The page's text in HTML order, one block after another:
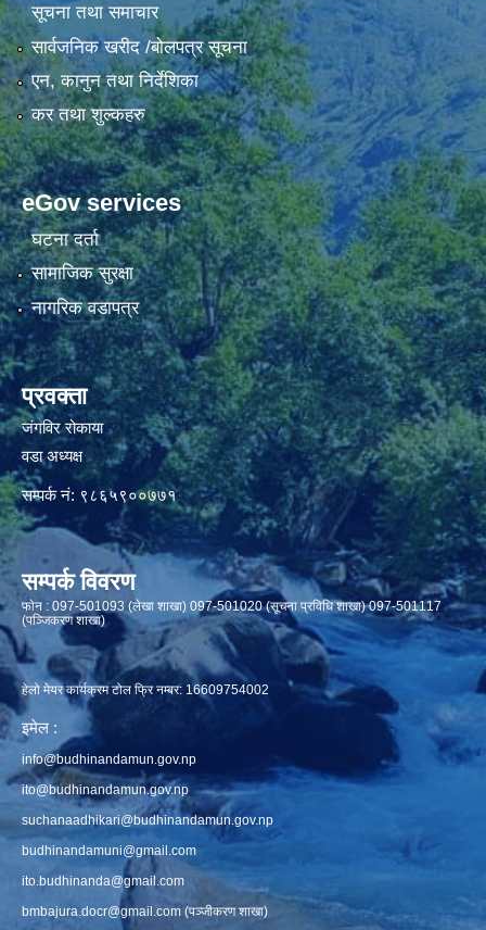
सूचना तथा समाचार
सार्वजनिक खरीद /बोलपत्र सूचना
एन, कानुन तथा निर्देशिका
कर तथा शुल्कहरु
eGov services
घटना दर्ता
सामाजिक सुरक्षा
नागरिक वडापत्र
प्रवक्ता
जंगविर रोकाया
वडा अध्यक्ष
सम्पर्क नं: ९८६५९००७७१
सम्पर्क विवरण
फाेन : 097-501093 (लेखा शाखा) 097-501020 (सूचना प्रविधि शाखा) 097-501117
(पञ्जिकरण शाखा)
हेलो मेयर कार्यक्रम टोल फ्रि नम्बर: 16609754002
इमेल :
info@budhinandamun.gov.np
ito@budhinandamun.gov.np
suchanaadhikari@budhinandamun.gov.np
budhinandamuni@gmail.com
ito.budhinanda@gmail.com
bmbajura.docr@gmail.com (पञ्जीकरण शाखा)